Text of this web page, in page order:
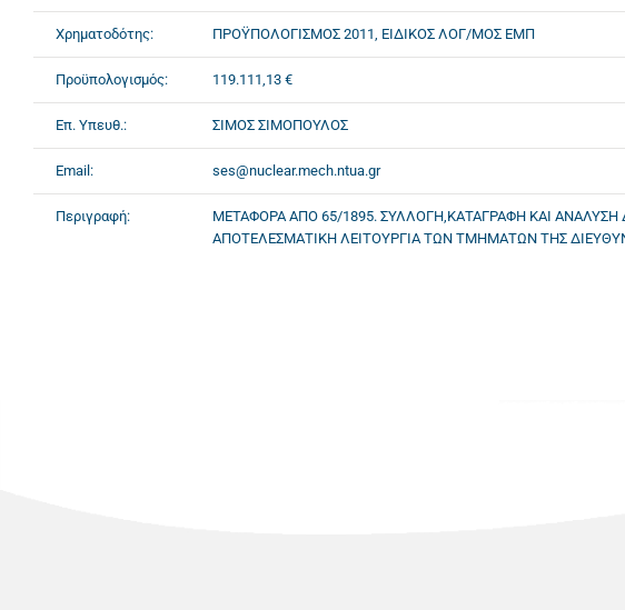
Χρηματοδότης: ΠΡΟΫΠΟΛΟΓΙΣΜΟΣ 2011, ΕΙΔΙΚΟΣ ΛΟΓ/ΜΟΣ ΕΜΠ
Προϋπολογισμός: 119.111,13 €
Επ. Υπευθ.: ΣΙΜΟΣ ΣΙΜΟΠΟΥΛΟΣ
Email: ses@nuclear.mech.ntua.gr
Περιγραφή:
ΜΕΤΑΦΟΡΑ ΑΠΟ 65/1895. ΣΥΛΛΟΓΗ,ΚΑΤΑΓΡΑΦΗ ΚΑΙ
ΑΠΟΤΕΛΕΣΜΑΤΙΚΗ ΛΕΙΤΟΥΡΓΙΑ ΤΩΝ ΤΜΗΜΑΤΩΝ ΤΗΣ